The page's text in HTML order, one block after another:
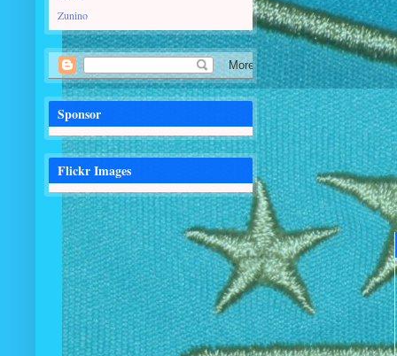
Zunino
Sponsor
Flickr Images